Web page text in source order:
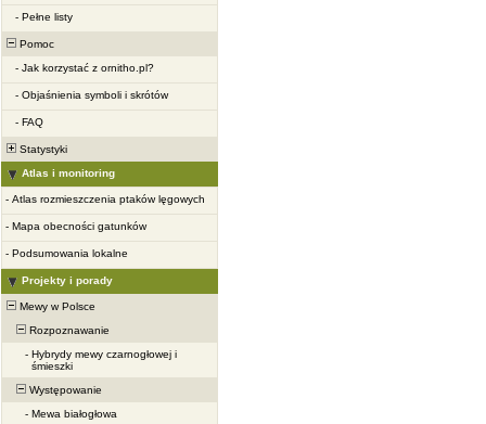
- Pełne listy
Pomoc
- Jak korzystać z ornitho.pl?
- Objaśnienia symboli i skrótów
- FAQ
Statystyki
Atlas i monitoring
- Atlas rozmieszczenia ptaków lęgowych
- Mapa obecności gatunków
- Podsumowania lokalne
Projekty i porady
Mewy w Polsce
Rozpoznawanie
- Hybrydy mewy czarnogłowej i
śmieszki
Występowanie
- Mewa białogłowa